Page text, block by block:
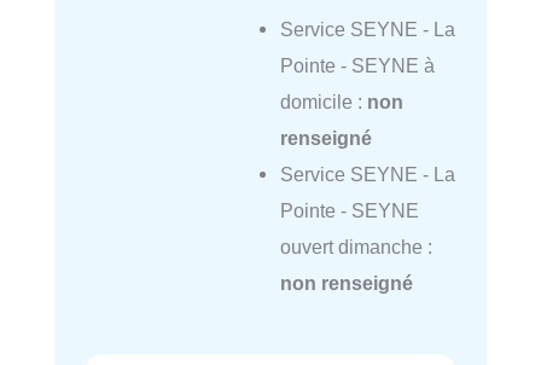
Service SEYNE - La
Pointe - SEYNE à
domicile : non
renseigné
Service SEYNE - La
Pointe - SEYNE
ouvert dimanche :
non renseigné